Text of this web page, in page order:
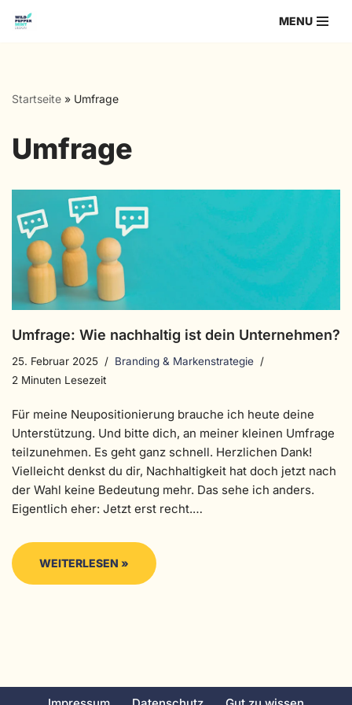
MENU
Startseite » Umfrage
Umfrage
Umfrage: Wie nachhaltig ist dein Unternehmen?
25. Februar 2025
Branding & Markenstrategie
2 Minuten Lesezeit
Für meine Neupositionierung brauche ich heute deine
Unterstützung. Und bitte dich, an meiner kleinen Umfrage
teilzunehmen. Es geht ganz schnell. Herzlichen Dank!
Vielleicht denkst du dir, Nachhaltigkeit hat doch jetzt nach
der Wahl keine Bedeutung mehr. Das sehe ich anders.
Eigentlich eher: Jetzt erst recht.…
WEITERLESEN »